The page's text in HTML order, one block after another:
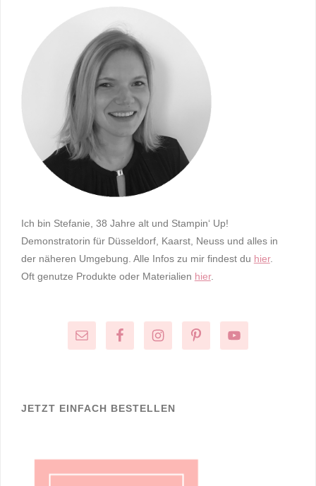
Ich bin Stefanie, 38 Jahre alt und Stampin‘ Up!
Demonstratorin für Düsseldorf, Kaarst, Neuss und alles in
der näheren Umgebung. Alle Infos zu mir findest du hier.
Oft genutze Produkte oder Materialien hier.
JETZT EINFACH BESTELLEN